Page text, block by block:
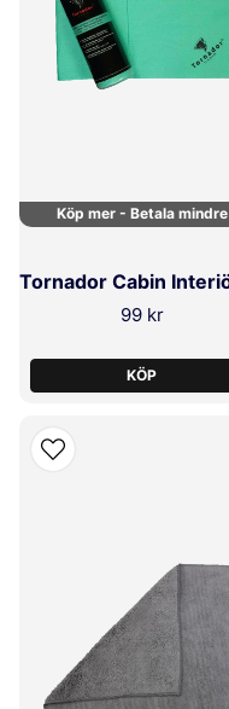
Köp mer - Betala mindre
99 kr
KÖP